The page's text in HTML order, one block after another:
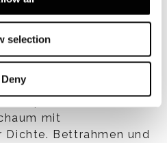
selection
Deny
die Belüftung.
aus perforiertem
im oberen Teil des
größere
Federstruktur
Sperrholz,
mit
Dichte. Bettrahmen und